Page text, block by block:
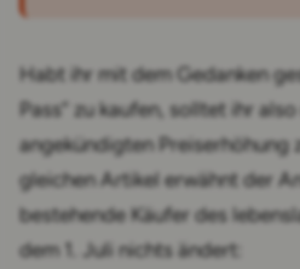
Habt ihr mit dem Gedanken
Pass“ zu kaufen, solltet ihr
angekündigten Preiserhöhung
gleichen Artikel erwähnt der
bestehende Käufer des
dem 1. Juli nichts ändert: